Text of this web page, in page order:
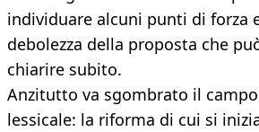
individuare alcuni punti di forza
debolezza della proposta che
chiarire subito.
Anzitutto va sgombrato il
lessicale: la riforma di cui si